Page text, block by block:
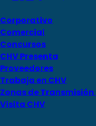
Corporativo
Comercial
Concursos
CHV Presenta
Proveedores
Trabaja en CHV
Zonas de
Visita CHV